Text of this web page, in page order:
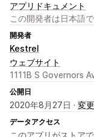
アプリドキュメント
この開発者は日本語
開発者
Kestrel
ウェブサイト
1111B S Governors
公開日
2020年8月27日 · 変
データアクセス